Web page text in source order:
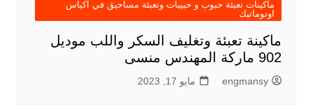
ماكينات تعبئة حبوب و حبيبات وتعبئة مساحيق في اكياس
اوتوماتيك
ماكينة تعبئة وتغليف السكر واللب موديل
902 ماركة المهندس منسى
engmansy مايو 17, 2023